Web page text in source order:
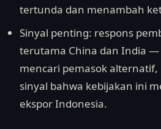
tertunda dan menambah
Sinyal penting: respons
terutama China dan India —
mencari pemasok
sinyal bahwa kebijakan ini
ekspor Indonesia.